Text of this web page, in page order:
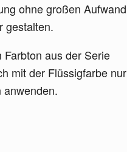
ohne großen Aufwand
gestalten.
aus der Serie
mit der Flüssigfarbe nur
anwenden.